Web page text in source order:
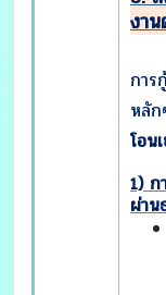
งา
การ
หลั
โอน
1) ก
ผ่าน